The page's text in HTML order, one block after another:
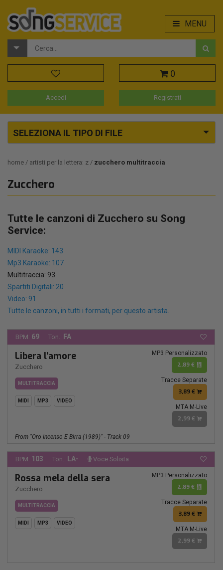
MENU
0
Accedi Registrati
SELEZIONA IL TIPO DI FILE
home artisti per la lettera: z zucchero multitraccia
Zucchero
Tutte le canzoni di Zucchero su Song
Service:
MIDI Karaoke: 143
Mp3 Karaoke: 107
Multitraccia: 93
Spartiti Digitali: 20
Video: 91
Tutte le canzoni, in tutti i formati, per questo artista.
BPM: 69 Ton.: FA
Libera l'amore
Zucchero
MULTITRACCIA
MIDI MP3 VIDEO
MP3 Personalizzato
2,89 €
Tracce Separate
3,89 €
MTA M-Live
2,99 €
From "Oro Incenso E Birra (1989)" - Track 09
BPM: 103 Ton.: LA- Voce Solista
Rossa mela della sera
Zucchero
MULTITRACCIA
MIDI MP3 VIDEO
MP3 Personalizzato
2,89 €
Tracce Separate
3,89 €
MTA M-Live
2,99 €